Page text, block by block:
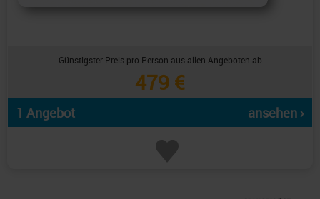
Günstigster Preis pro Person aus allen Angeboten ab
479 €
1 Angebot ansehen ›